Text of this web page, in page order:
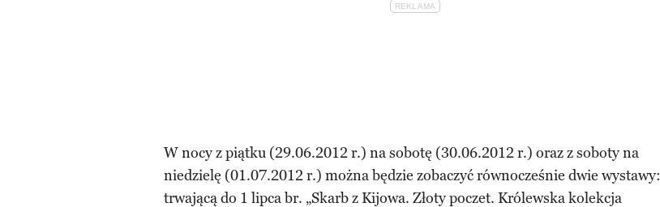
W nocy z piątku (29.06.2012 r.) na sobotę (30.06.2012 r.) oraz z soboty na
niedzielę (01.07.2012 r.) można będzie zobaczyć równocześnie dwie wystawy:
trwającą do 1 lipca br. „Skarb z Kijowa. Złoty poczet. Królewska kolekcja